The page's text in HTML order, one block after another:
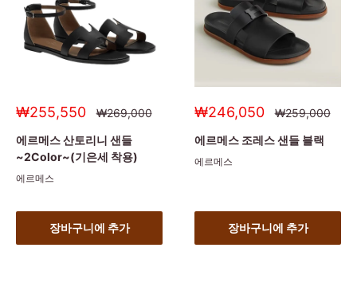
세
가
₩255,550
정
가
₩269,000
에르메스 산토리니 샌들
~2Color~(기은세 착용)
에르메스
장바구니에 추가
세
가
₩246,050
정
가
₩259,000
에르메스 조레스 샌들 블랙
에르메스
장바구니에 추가